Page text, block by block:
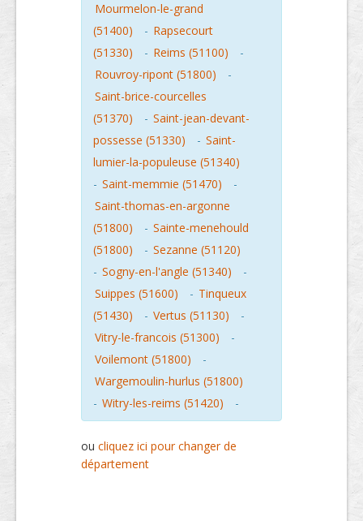
Mourmelon-le-grand
(51400)
- Rapsecourt
(51330)
- Reims (51100)
-
Rouvroy-ripont (51800)
-
Saint-brice-courcelles
(51370)
- Saint-jean-devant-
possesse (51330)
- Saint-
lumier-la-populeuse (51340)
- Saint-memmie (51470)
-
Saint-thomas-en-argonne
(51800)
- Sainte-menehould
(51800)
- Sezanne (51120)
- Sogny-en-l'angle (51340)
-
Suippes (51600)
- Tinqueux
(51430)
- Vertus (51130)
-
Vitry-le-francois (51300)
-
Voilemont (51800)
-
Wargemoulin-hurlus (51800)
- Witry-les-reims (51420) -
ou cliquez ici pour changer de
département